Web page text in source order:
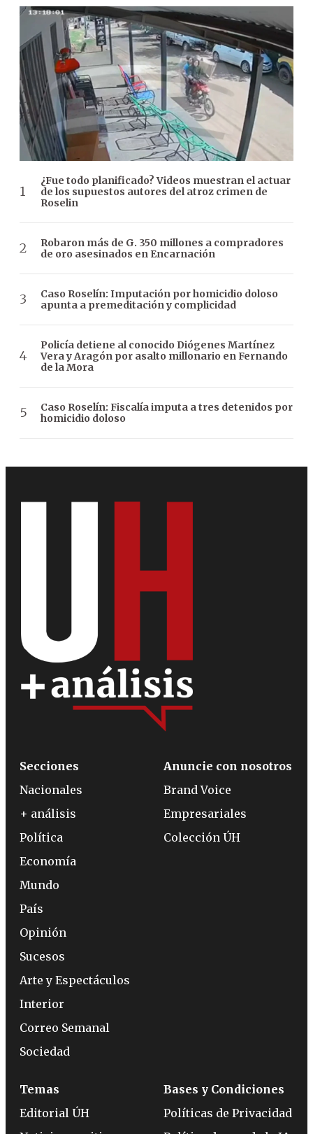
¿Fue todo planificado? Videos muestran el actuar
de los supuestos autores del atroz crimen de
Roselin
Robaron más de G. 350 millones a compradores
de oro asesinados en Encarnación
Caso Roselín: Imputación por homicidio doloso
apunta a premeditación y complicidad
Policía detiene al conocido Diógenes Martínez
Vera y Aragón por asalto millonario en Fernando
de la Mora
Caso Roselín: Fiscalía imputa a tres detenidos por
homicidio doloso
Secciones
Nacionales
+ análisis
Política
Economía
Mundo
País
Opinión
Sucesos
Arte y Espectáculos
Interior
Correo Semanal
Sociedad
Anuncie con nosotros
Brand Voice
Empresariales
Colección ÚH
Temas
Editorial ÚH
Bases y Condiciones
Políticas de Privacidad